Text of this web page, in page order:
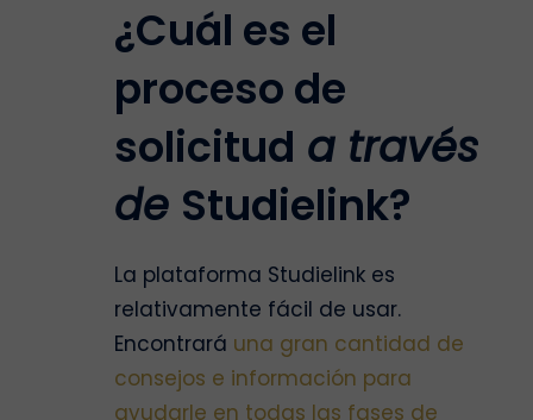
¿Cuál es el
proceso de
solicitud a través
de Studielink?
La plataforma Studielink es
relativamente fácil de usar.
Encontrará una gran cantidad de
consejos e información para
ayudarle en todas las fases de